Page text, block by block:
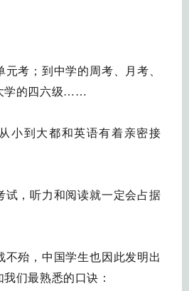
考；到中学的周考、月考、
学的四六级……
小到大都和英语有着亲密接
试，听力和阅读就一定会占据
不殆，中国学生也因此发明出
们最熟悉的口诀：